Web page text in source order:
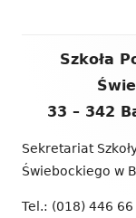
Zawartość
Szkoła
33 – 342
Sekretariat
Świebockiego w
Tel.: (018) 446 66